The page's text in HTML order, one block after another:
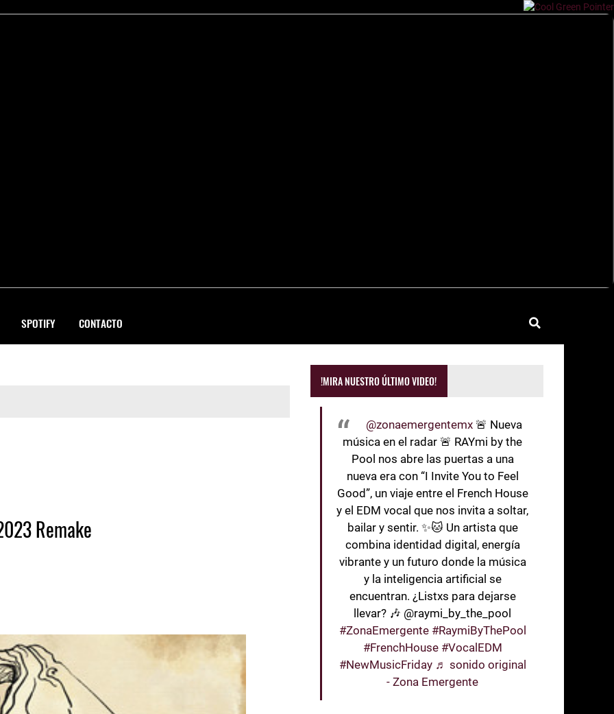
SPOTIFY CONTACTO
Remake
!MIRA NUESTRO ÚLTIMO VIDEO!
@zonaemergentemx 🚨 Nueva
música en el radar 🚨 RAYmi by the
Pool nos abre las puertas a una
nueva era con “I Invite You to Feel
Good”, un viaje entre el French House
y el EDM vocal que nos invita a soltar,
bailar y sentir. ✨🐱 Un artista que
combina identidad digital, energía
vibrante y un futuro donde la música
y la inteligencia artificial se
encuentran. ¿Listxs para dejarse
llevar? 🎶 @raymi_by_the_pool
#ZonaEmergente #RaymiByThePool
#FrenchHouse #VocalEDM
#NewMusicFriday ♬ sonido original
- Zona Emergente